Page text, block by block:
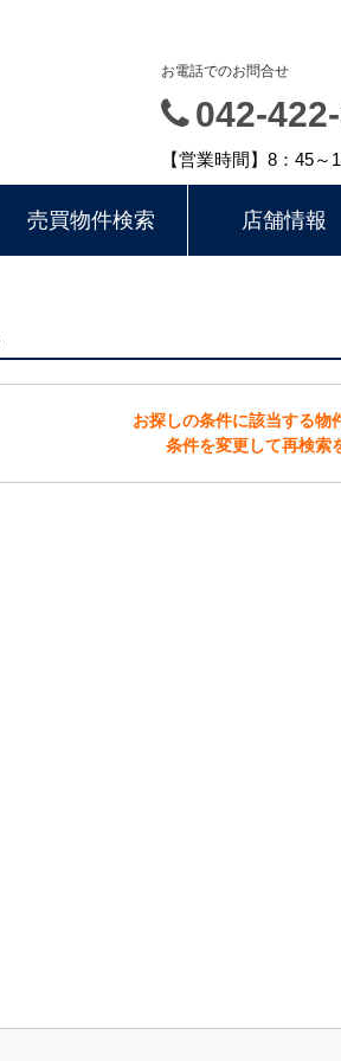
お電話でのお問合せ
042-
【営業時間】8：45
売買物件検索 店舗情報
お探しの条件に該当する物
条件を変更して再検索